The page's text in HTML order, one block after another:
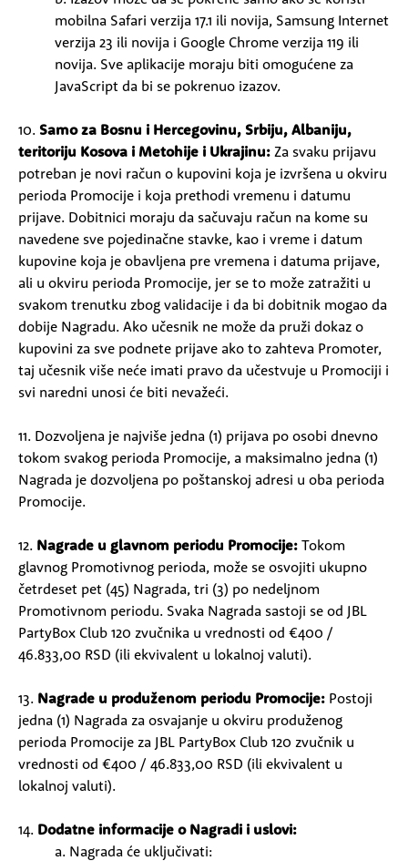
mobilna Safari verzija 17.1 ili novija, Samsung Internet
verzija 23 ili novija i Google Chrome verzija 119 ili
novija. Sve aplikacije moraju biti omogućene za
JavaScript da bi se pokrenuo izazov.
10. Samo za Bosnu i Hercegovinu, Srbiju, Albaniju,
teritoriju Kosova i Metohije i Ukrajinu: Za svaku prijavu
potreban je novi račun o kupovini koja je izvršena u okviru
perioda Promocije i koja prethodi vremenu i datumu
prijave. Dobitnici moraju da sačuvaju račun na kome su
navedene sve pojedinačne stavke, kao i vreme i datum
kupovine koja je obavljena pre vremena i datuma prijave,
ali u okviru perioda Promocije, jer se to može zatražiti u
svakom trenutku zbog validacije i da bi dobitnik mogao da
dobije Nagradu. Ako učesnik ne može da pruži dokaz o
kupovini za sve podnete prijave ako to zahteva Promoter,
taj učesnik više neće imati pravo da učestvuje u Promociji i
svi naredni unosi će biti nevažeći.
11. Dozvoljena je najviše jedna (1) prijava po osobi dnevno
tokom svakog perioda Promocije, a maksimalno jedna (1)
Nagrada je dozvoljena po poštanskoj adresi u oba perioda
Promocije.
12. Nagrade u glavnom periodu Promocije: Tokom
glavnog Promotivnog perioda, može se osvojiti ukupno
četrdeset pet (45) Nagrada, tri (3) po nedeljnom
Promotivnom periodu. Svaka Nagrada sastoji se od JBL
PartyBox Club 120 zvučnika u vrednosti od €400 /
46.833,00 RSD (ili ekvivalent u lokalnoj valuti).
13. Nagrade u produženom periodu Promocije: Postoji
jedna (1) Nagrada za osvajanje u okviru produženog
perioda Promocije za JBL PartyBox Club 120 zvučnik u
vrednosti od €400 / 46.833,00 RSD (ili ekvivalent u
lokalnoj valuti).
14. Dodatne informacije o Nagradi i uslovi:
a. Nagrada će uključivati: